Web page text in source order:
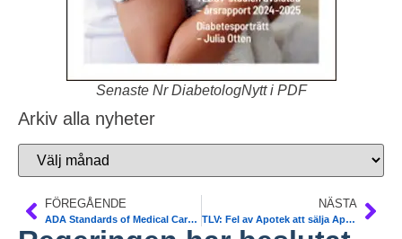
Senaste Nr DiabetologNytt i PDF
Arkiv alla nyheter
FÖREGÅENDE
ADA Standards of Medical Care in Diabetes 2013
NÄSTA
TLV: Fel av Apotek att sälja Apidra dyrare än förskrivet original. Info ut till apoteken 2013